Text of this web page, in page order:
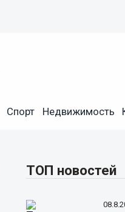
Спорт Недвижимость
ТОП новостей